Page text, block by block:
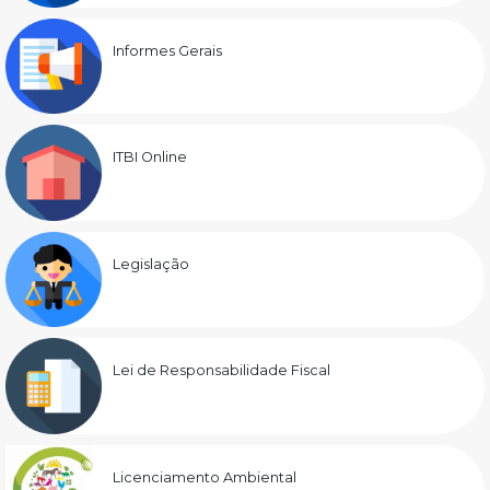
Informes Gerais
ITBI Online
Legislação
Lei de Responsabilidade Fiscal
Licenciamento Ambiental